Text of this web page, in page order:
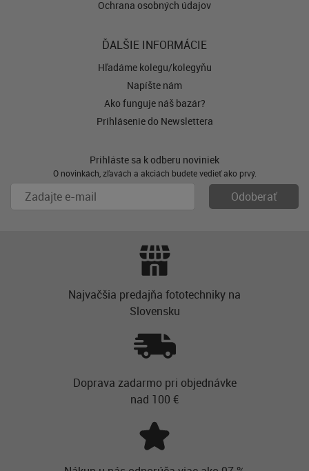
Ochrana osobných údajov
ĎALŠIE INFORMÁCIE
Hľadáme kolegu/kolegyňu
Napíšte nám
Ako funguje náš bazár?
Prihlásenie do Newslettera
Prihláste sa k odberu noviniek
O novinkách, zľavách a akciách budete vedieť ako prvý.
Najvačšia predajňa fototechniky na
Slovensku
Doprava zadarmo pri objednávke
nad 100 €